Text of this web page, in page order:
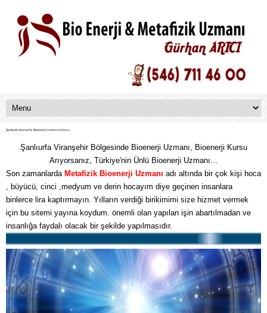
Şanlıurfa Viranşehir Bioenerji Uzmanı ve Kursu
Şanlıurfa Viranşehir Bölgesinde Bioenerji Uzmanı, Bioenerji Kursu
Arıyorsanız, Türkiye'nin Ünlü Bioenerji Uzmanı...
Son zamanlarda Metafizik Bioenerji Uzmanı adı altında bir çok kişi hoca
, büyücü, cinci ,medyum ve derin hocayım diye geçinen insanlara
binlerce lira kaptırmayın. Yılların verdiği birikimimi size hizmet vermek
için bu sitemi yayına koydum. önemli olan yapılan işin abartılmadan ve
insanlığa faydalı olacak bir şekilde yapılmasıdır.